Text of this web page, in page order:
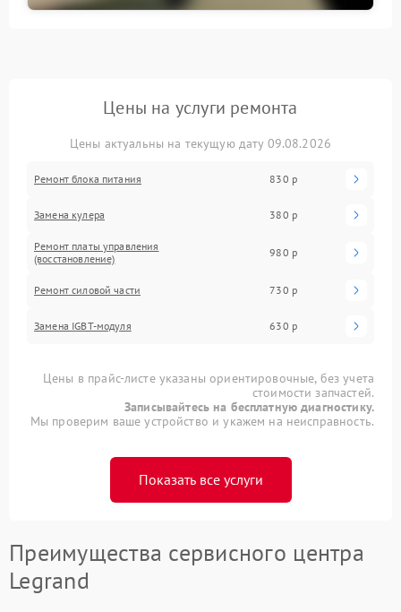
Цены на услуги ремонта
Цены актуальны на текущую дату 09.08.2026
Ремонт блока питания 830 р
Замена кулера 380 р
Ремонт платы управления
(восстановление)
980 р
Ремонт силовой части 730 р
Замена IGBT-модуля 630 р
Цены в прайс-листе указаны ориентировочные, без учета
стоимости запчастей.
Записывайтесь на бесплатную диагностику.
Мы проверим ваше устройство и укажем на неисправность.
Показать все услуги
Преимущества сервисного центра
Legrand